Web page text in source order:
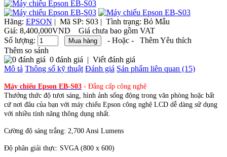
Hãng: EPSON | Mã SP: S03 | Tình trạng: Bỏ Mẫu
Giá: 8,400,000VND
Giá chưa bao gồm VAT
Số lượng:
- Hoặc -
Thêm Yêu thích
Thêm so sánh
0 đánh giá | Viết đánh giá
Mô tả Thông số kỹ thuật Đánh giá Sản phẩm liên quan (15)
Máy chiếu Epson EB-S03 - Đẳng cấp công nghệ
Thưởng thức độ tươi sáng, hình ảnh sống động ​​trong văn phòng hoặc bất
cứ nơi đâu của bạn với máy chiếu Epson công nghệ LCD dễ dàng sử dụng
với nhiều tính năng thông dụng nhất.
Cường độ sáng trắng: 2,700 Ansi Lumens
Độ phân giải thực: SVGA (800 x 600)